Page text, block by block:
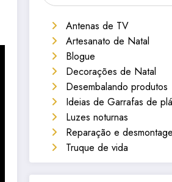
Antenas de TV
Artesanato de Natal
Blogue
Decorações de Natal
Desembalando produtos
Ideias de Garrafas de
Luzes noturnas
Reparação e
Truque de vida